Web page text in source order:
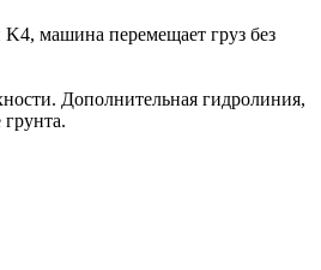
машина перемещает груз без
Дополнительная гидролиния,